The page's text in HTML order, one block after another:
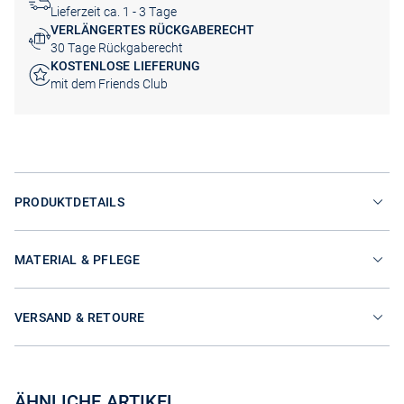
Lieferzeit ca. 1 - 3 Tage
VERLÄNGERTES RÜCKGABERECHT
30 Tage Rückgaberecht
KOSTENLOSE LIEFERUNG
mit dem Friends Club
PRODUKTDETAILS
MATERIAL & PFLEGE
VERSAND & RETOURE